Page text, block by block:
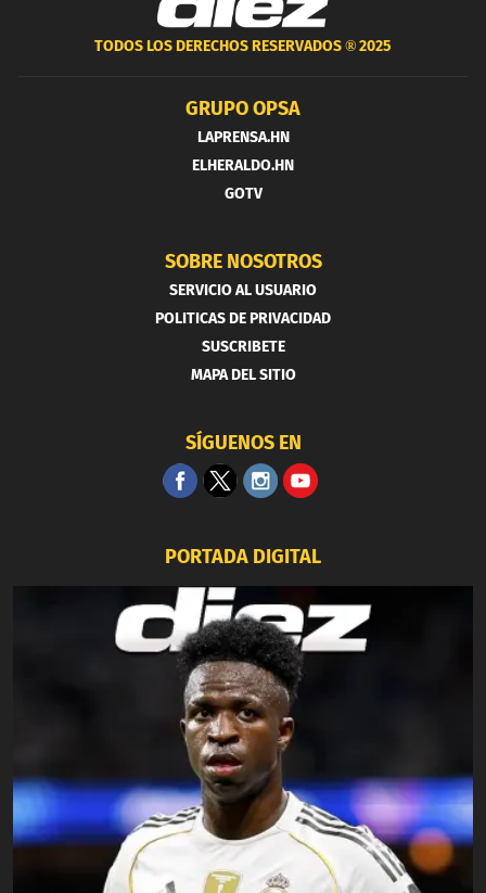
TODOS LOS DERECHOS RESERVADOS ®2025
GRUPO OPSA
LAPRENSA.HN
ELHERALDO.HN
GOTV
SOBRE NOSOTROS
SERVICIO AL USUARIO
POLITICAS DE PRIVACIDAD
SUSCRIBETE
MAPA DEL SITIO
SÍGUENOS EN
PORTADA DIGITAL